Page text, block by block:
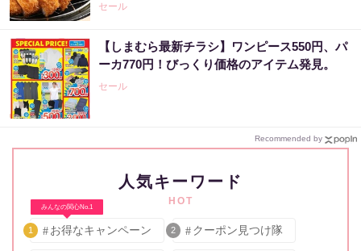
セール
【しまむら最新チラシ】ワンピース550円、パ
ーカ770円！びっくり価格のアイテム発見。
セール
Recommended by
人気キーワード
HOT
みんなの関心No.1
1 お得なキャンペーン 2 クーポン見つけ隊